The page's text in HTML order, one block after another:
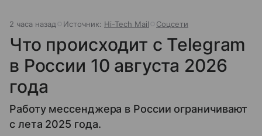
2 часа назад Источник: Hi-Tech Mail Соцсети
Что происходит с Telegram
в России 10 августа 2026
года
Работу мессенджера в России ограничивают
с лета 2025 года.